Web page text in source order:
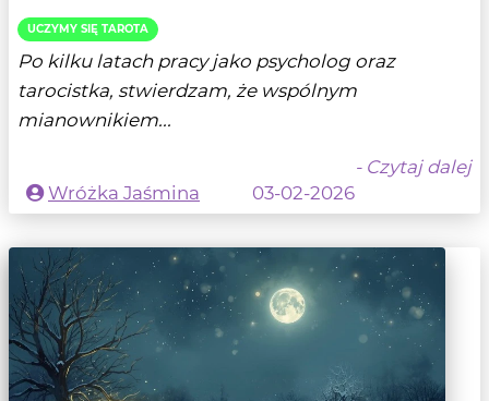
UCZYMY SIĘ TAROTA
Po kilku latach pracy jako psycholog oraz
tarocistka, stwierdzam, że wspólnym
mianownikiem...
- Czytaj dalej
Wróżka Jaśmina
03-02-2026